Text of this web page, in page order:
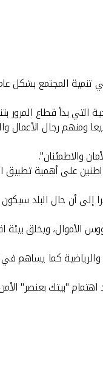
في تنمية المجتمع
التي بدأ قطاع
رجال الأعمال
والاطمئنان".
على أهمية
أن حال البلد
الأموال، ويخلق
كما يساهم في
"بيتك بعنصر"